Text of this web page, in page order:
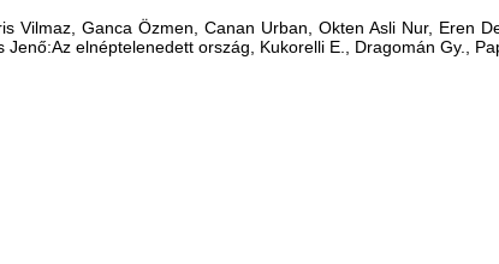
Vilmaz, Ganca Özmen, Canan Urban, Okten Asli Nur, Eren
elnéptelenedett ország, Kukorelli E., Dragomán Gy.,